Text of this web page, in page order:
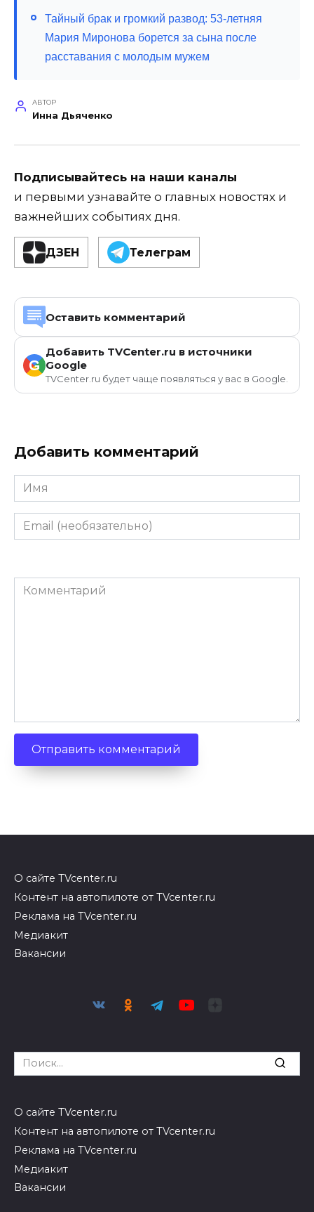
Тайный брак и громкий развод: 53-летняя
Мария Миронова борется за сына после
расставания с молодым мужем
АВТОР
Инна Дьяченко
Подписывайтесь на наши каналы
и первыми узнавайте о главных новостях и
важнейших событиях дня.
ДЗЕН Телеграм
Оставить комментарий
G
Добавить TVCenter.ru в источники
Google
TVCenter.ru будет чаще появляться у вас в Google.
Добавить комментарий
Имя
Email
(необязательно)
Комментарий
О сайте TVcenter.ru
Контент на автопилоте от TVcenter.ru
Реклама на TVcenter.ru
Медиакит
Вакансии
Search
for:
О сайте TVcenter.ru
Контент на автопилоте от TVcenter.ru
Реклама на TVcenter.ru
Медиакит
Вакансии